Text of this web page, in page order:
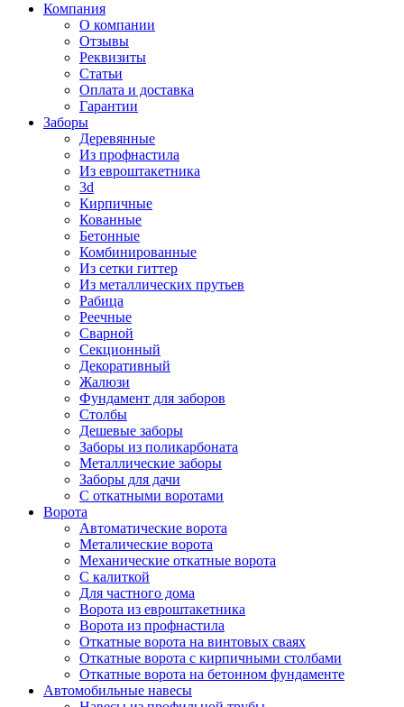
Компания
О компании
Отзывы
Реквизиты
Статьи
Оплата и доставка
Гарантии
Заборы
Деревянные
Из профнастила
Из евроштакетника
3d
Кирпичные
Кованные
Бетонные
Комбинированные
Из сетки гиттер
Из металлических прутьев
Рабица
Реечные
Сварной
Секционный
Декоративный
Жалюзи
Фундамент для заборов
Столбы
Дешевые заборы
Заборы из поликарбоната
Металлические заборы
Заборы для дачи
С откатными воротами
Ворота
Автоматические ворота
Металические ворота
Механические откатные ворота
С калиткой
Для частного дома
Ворота из евроштакетника
Ворота из профнастила
Откатные ворота на винтовых сваях
Откатные ворота с кирпичными столбами
Откатные ворота на бетонном фундаменте
Автомобильные навесы